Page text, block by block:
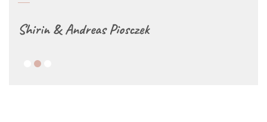
Shirin & Andreas Piosczek